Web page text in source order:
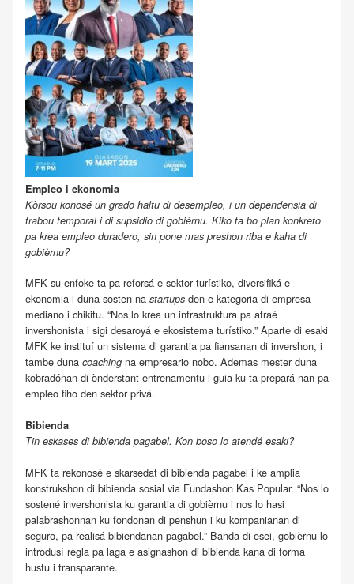
Empleo i ekonomia
Kòrsou konosé un grado haltu di desempleo, i un dependensia di
trabou temporal i di supsidio di gobièrnu. Kiko ta bo plan konkreto
pa krea empleo duradero, sin pone mas preshon riba e kaha di
gobièrnu?
MFK su enfoke ta pa reforsá e sektor turístiko, diversifiká e
ekonomia i duna sosten na startups den e kategoria di empresa
mediano i chikitu. “Nos lo krea un infrastruktura pa atraé
invershonista i sigi desaroyá e ekosistema turístiko.” Aparte di esaki
MFK ke instituí un sistema di garantia pa fiansanan di invershon, i
tambe duna coaching na empresario nobo. Ademas mester duna
kobradónan di ònderstant entrenamentu i guia ku ta prepará nan pa
empleo fiho den sektor privá.
Bibienda
Tin eskases di bibienda pagabel. Kon boso lo atendé esaki?
MFK ta rekonosé e skarsedat di bibienda pagabel i ke amplia
konstrukshon di bibienda sosial via Fundashon Kas Popular. “Nos lo
sostené invershonista ku garantia di gobièrnu i nos lo hasi
palabrashonnan ku fondonan di penshun i ku kompanianan di
seguro, pa realisá bibiendanan pagabel.” Banda di esei, gobièrnu lo
introdusí regla pa laga e asignashon di bibienda kana di forma
hustu i transparante.